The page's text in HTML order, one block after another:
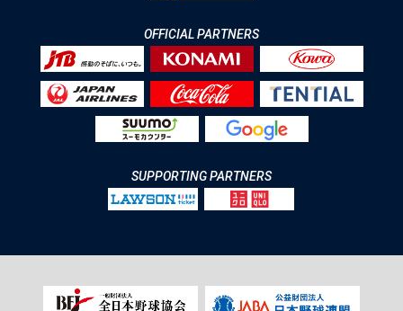
OFFICIAL PARTNERS
SUPPORTING PARTNERS